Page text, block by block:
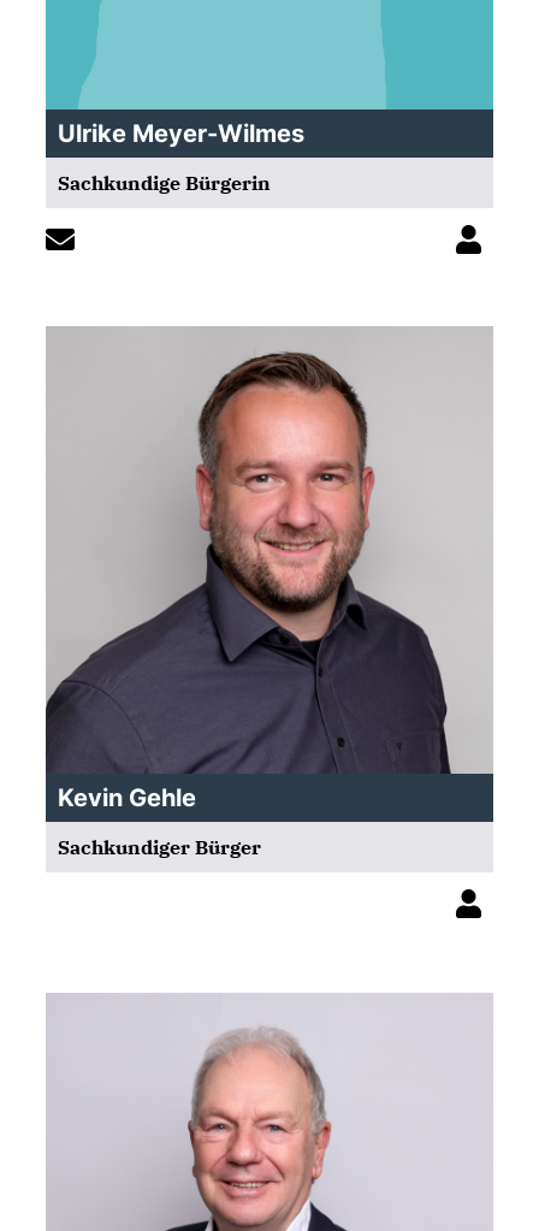
Ulrike Meyer-Wilmes
Sachkundige Bürgerin
Kevin Gehle
Sachkundiger Bürger